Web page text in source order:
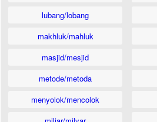
lubang/lobang
makhluk/mahluk
masjid/mesjid
metode/metoda
menyolok/mencolok